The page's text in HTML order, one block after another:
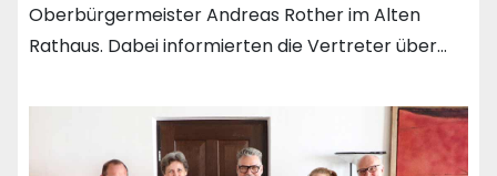
Oberbürgermeister Andreas Rother im Alten
Rathaus. Dabei informierten die Vertreter über…